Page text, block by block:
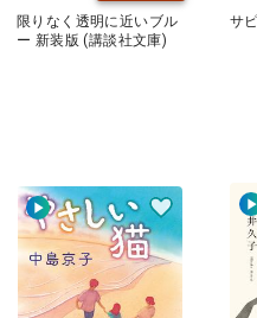
限りなく透明に近いブル
ー 新装版 (講談社文庫)
サ